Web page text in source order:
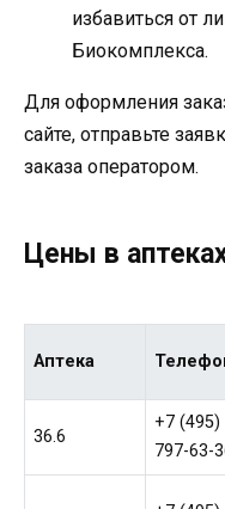
избавиться от
Биокомплекса.
Для оформления
сайте, отправьте
заказа оператором.
Цены в
Аптека
36.6
+7 (495)
797-63-